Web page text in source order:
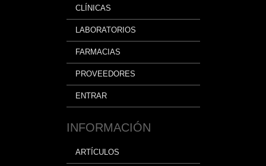
CLÍNICAS
LABORATORIOS
FARMACIAS
PROVEEDORES
ENTRAR
INFORMACIÓN
ARTÍCULOS